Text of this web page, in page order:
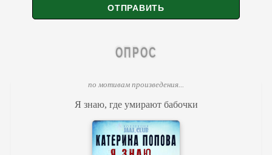
ОПРОС
по мотивам произведения...
Я знаю, где умирают бабочки